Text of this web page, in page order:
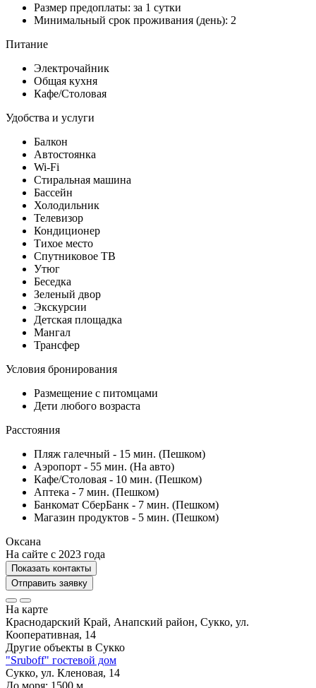
Размер предоплаты: за 1 сутки
Минимальный срок проживания (день): 2
Питание
Электрочайник
Общая кухня
Кафе/Столовая
Удобства и услуги
Балкон
Автостоянка
Wi-Fi
Стиральная машина
Бассейн
Холодильник
Телевизор
Кондиционер
Тихое место
Спутниковое ТВ
Утюг
Беседка
Зеленый двор
Экскурсии
Детская площадка
Мангал
Трансфер
Условия бронирования
Размещение с питомцами
Дети любого возраста
Расстояния
Пляж галечный - 15 мин. (Пешком)
Аэропорт - 55 мин. (На авто)
Кафе/Столовая - 10 мин. (Пешком)
Аптека - 7 мин. (Пешком)
Банкомат СберБанк - 7 мин. (Пешком)
Магазин продуктов - 5 мин. (Пешком)
Оксана
На сайте с 2023 года
Показать контакты
Отправить заявку
На карте
Краснодарский Край, Анапский район, Сукко, ул.
Кооперативная, 14
Другие объекты в Сукко
"Sruboff" гостевой дом
Сукко, ул. Кленовая, 14
До моря: 1500 м